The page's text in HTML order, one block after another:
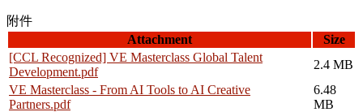
附件
Attachment
Size
[CCL Recognized] VE Masterclass Global Talent
Development.pdf
2.4 MB
VE Masterclass - From AI Tools to AI Creative
Partners.pdf
6.48
MB